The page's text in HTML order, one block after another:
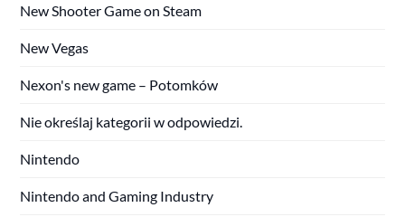
New Shooter Game on Steam
New Vegas
Nexon's new game – Potomków
Nie określaj kategorii w odpowiedzi.
Nintendo
Nintendo and Gaming Industry